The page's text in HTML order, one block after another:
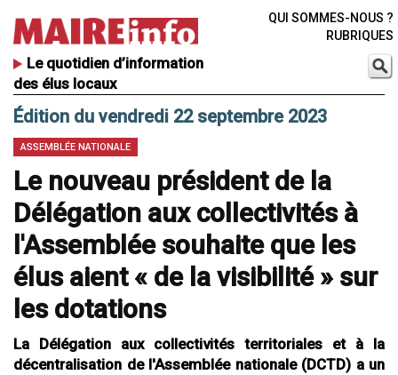
Le quotidien d’information
des élus locaux
QUI SOMMES-NOUS ?
RUBRIQUES
Édition du vendredi 22 septembre 2023
ASSEMBLÉE NATIONALE
Le nouveau président de la
Délégation aux collectivités à
l'Assemblée souhaite que les
élus aient « de la visibilité » sur
les dotations
La Délégation aux collectivités territoriales et à la
décentralisation de l'Assemblée nationale (DCTD) a un